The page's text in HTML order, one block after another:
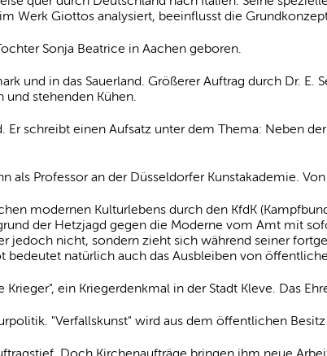
Werk Giottos analysiert, beeinflusst die
Sonja Beatrice in Aachen geboren.
und in das Sauerland. Größerer Auftrag durch Dr.
und stehenden Kühen.
Er schreibt einen Aufsatz unter dem Thema: Neben
als Professor an der Düsseldorfer Kunstakademie.
modernen Kulturlebens durch den KfdK
der Hetzjagd gegen die Moderne vom Amt mit
jedoch nicht, sondern zieht sich während seiner
bedeutet natürlich auch das Ausbleiben von
Krieger", ein Kriegerdenkmal in der Stadt Kleve. Das
"Verfallskunst" wird aus dem öffentlichen